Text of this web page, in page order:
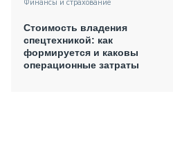
Финансы и страхование
Стоимость владения
спецтехникой: как
формируется и каковы
операционные затраты